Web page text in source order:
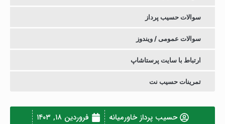
سوالات حسیب پرداز
سوالات عمومی / ویندوز
ارتباط با سایت پرستاشاپ
تمرینات حسیب نت
حسیب پرداز خاورمیانه
فروردین ۱۸, ۱۴۰۳